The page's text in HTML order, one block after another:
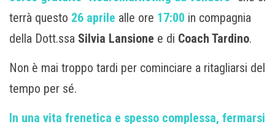
terrà questo 26 aprile alle ore 17:00 in compagnia
della Dott.ssa Silvia Lansione e di Coach Tardino.
Non è mai troppo tardi per cominciare a ritagliarsi del
tempo per sé.
In una vita frenetica e spesso complessa, fermarsi